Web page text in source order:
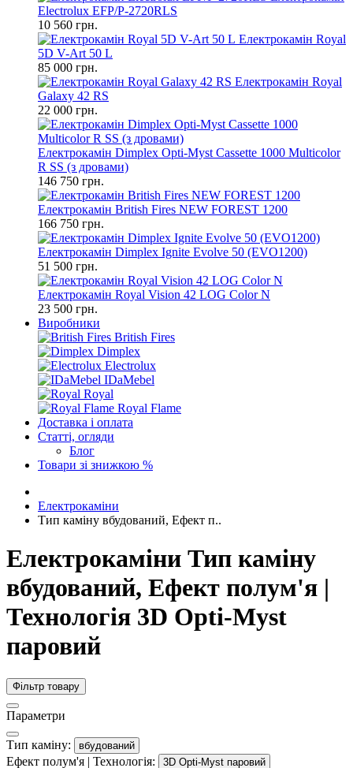
Electrolux EFP/P-2720RLS
10 560 грн.
Електрокамін Royal
5D V-Art 50 L
85 000 грн.
Електрокамін Royal
Galaxy 42 RS
22 000 грн.
Електрокамін Dimplex Opti-Myst Cassette 1000 Multicolor
R SS (з дровами)
146 750 грн.
Електрокамін British Fires NEW FOREST 1200
166 750 грн.
Електрокамін Dimplex Ignite Evolve 50 (EVO1200)
51 500 грн.
Електрокамін Royal Vision 42 LOG Color N
23 500 грн.
Виробники
British Fires
Dimplex
Electrolux
IDaMebel
Royal
Royal Flame
Доставка і оплата
Статті, огляди
Блог
Товари зі знижкою %
Електрокаміни
Тип каміну вбудований, Ефект п..
Електрокаміни Тип каміну
вбудований, Ефект полум'я |
Технологія 3D Opti-Myst
паровий
Фільтр товару
Параметри
Тип каміну: вбудований
Ефект полум'я | Технологія: 3D Opti-Myst паровий